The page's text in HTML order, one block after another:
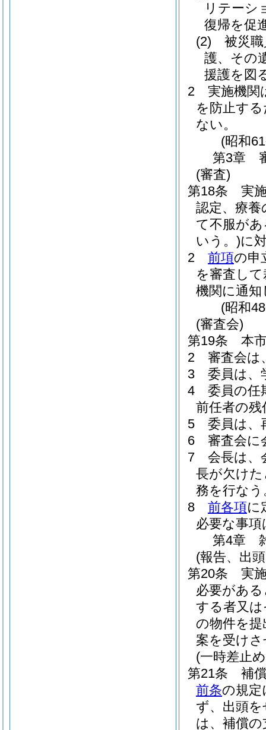
リテーシ
復帰を促
(2)
被災
護、その
援護を図
2
実施機関
を防止す
ない。
(昭和
第3章
(審査)
第18条
実
認定、療
て不服が
いう。)に
2
前項の申
を審査し
機関に通
(昭和
(審査会)
第19条
本
2
審査会は
3
委員は、
4
委員の任
前任者の
5
委員は、
6
審査会に
7
会長は、
長が欠け
務を行なう
8
前各項に
必要な事
第4章
(報告、出
第20条
実
必要があ
する者又
の物件を
案を受け
(一時差止
第21条
補
前条の規定
ず、出頭
は、補償